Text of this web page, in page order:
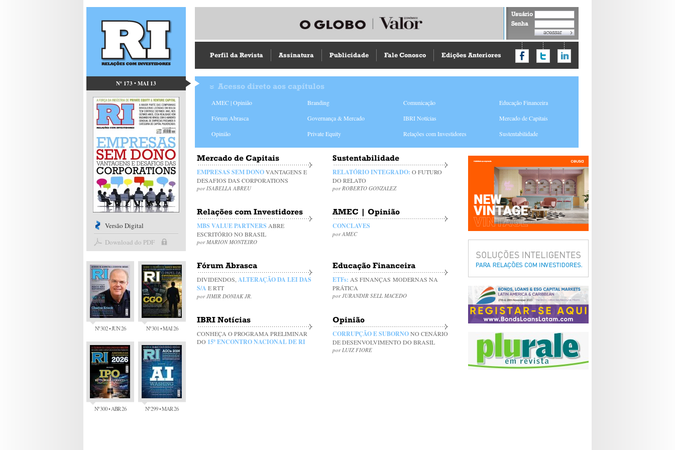
Nº 173 • MAI 13
Versão Digital
Download do PDF
Nº 302 • JUN 26 Nº 301 • MAI 26
Nº 300 • ABR 26 Nº 299 • MAR 26
Usuário
Senha
Perfil da Revista Assinatura Publicidade Fale Conosco Edições Anteriores
Acesso direto aos capítulos
AMEC | Opinião Branding Comunicação
Educação Financeira
Fórum Abrasca
Governança & Mercado IBRI Notícias
Mercado de Capitais
Opinião
Private Equity Relações com Investidores Sustentabilidade
Mercado de Capitais
EMPRESAS SEM DONOVANTAGENS E
DESAFIOS DAS CORPORATIONS
por ISABELLA ABREU
Sustentabilidade
RELATÓRIO INTEGRADO: O FUTURO
DO RELATO
por ROBERTO GONZALEZ
Relações com Investidores
MBS VALUE PARTNERS ABRE
ESCRITÓRIO NO BRASIL
por MARION MONTEIRO
AMEC | Opinião
CONCLAVES
por AMEC
Fórum Abrasca
DIVIDENDOS, ALTERAÇÃO DA LEI DAS
S/A E RTT
por JIMIR DONIAK JR.
Educação Financeira
ETFs: AS FINANÇAS MODERNAS NA
PRÁTICA
por JURANDIR SELL MACEDO
IBRI Notícias
CONHEÇA O PROGRAMA PRELIMINAR
DO 15º ENCONTRO NACIONAL DE RI
Opinião
CORRUPÇÃO E SUBORNONO CENÁRIO
DE DESENVOLVIMENTO DO BRASIL
por LUIZ FIORE